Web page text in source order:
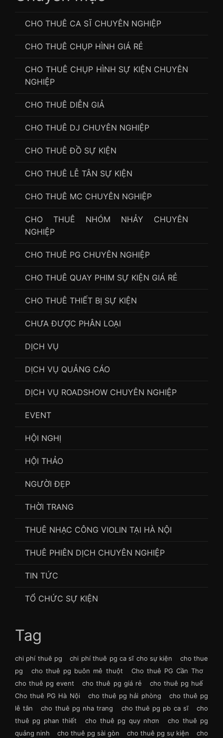
CHO THUÊ CA SĨ CHUYÊN NGHIỆP
CHO THUÊ CHỤP HÌNH GIÁ RẺ
CHO THUÊ CHỤP HÌNH SỰ KIỆN CHUYÊN
NGHIỆP
CHO THUÊ DIỄN GIẢ
CHO THUÊ DJ CHUYÊN NGHIỆP
CHO THUÊ ĐỒ SỰ KIỆN
CHO THUÊ LỄ TÂN SỰ KIỆN
CHO THUÊ MC CHUYÊN NGHIỆP
CHO THUÊ NHÓM NHẢY CHUYÊN
NGHIỆP
CHO THUÊ PG CHUYÊN NGHIỆP
CHO THUÊ QUAY PHIM SỰ KIỆN GIÁ RẺ
CHO THUÊ THIẾT BỊ SỰ KIỆN
CHƯA ĐƯỢC PHÂN LOẠI
DỊCH VỤ
DỊCH VỤ QUẢNG CÁO
DỊCH VỤ ROADSHOW CHUYÊN NGHIỆP
EVENT
HỘI NGHỊ
HỘI THẢO
NGƯỜI ĐẸP
THỜI TRANG
THUÊ NHẠC CÔNG VIOLIN TẠI HÀ NỘI
THUÊ PHIÊN DỊCH CHUYÊN NGHIỆP
TIN TỨC
TỔ CHỨC SỰ KIỆN
Tag
chi phí thuê pg chi phí thuê pg ca sĩ cho sự kiện
cho thue
pg
cho thuê pg buôn mê thuột
Cho thuê PG Cần Thơ
cho thuê pg event
cho thuê pg giá rẻ
cho thuê pg huế
Cho thuê PG Hà Nội
cho thuê pg hải phòng
cho thuê pg
lễ tân
cho thuê pg nha trang cho thuê pg pb ca sĩ
cho
thuê pg phan thiết
cho thuê pg quy nhơn
cho thuê pg
quảng ninh
cho thuê pg sài gòn cho thuê pg sự kiện cho